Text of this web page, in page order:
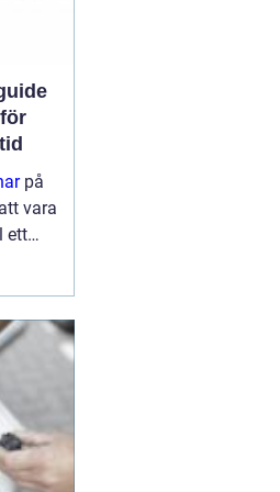
på
vara
ett
för
bil